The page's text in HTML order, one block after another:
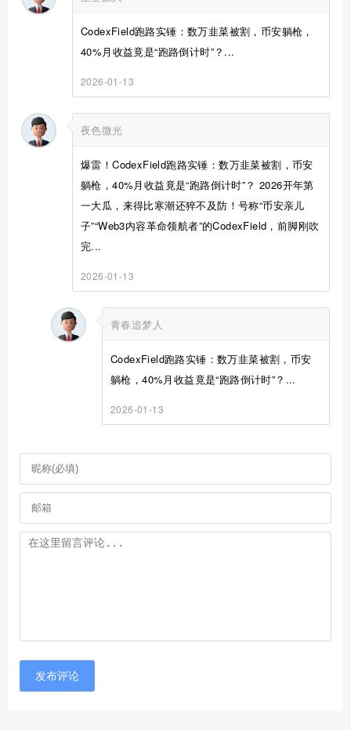
CodexField跑路实锤：数万韭菜被割，币安躺枪，
40%月收益竟是“跑路倒计时”？...
2026-01-13
夜色微光
爆雷！CodexField跑路实锤：数万韭菜被割，币安
躺枪，40%月收益竟是“跑路倒计时”？ 2026开年第
一大瓜，来得比寒潮还猝不及防！号称“币安亲儿
子”“Web3内容革命领航者”的CodexField，前脚刚吹
完...
2026-01-13
青春追梦人
CodexField跑路实锤：数万韭菜被割，币安
躺枪，40%月收益竟是“跑路倒计时”？...
2026-01-13
发布评论